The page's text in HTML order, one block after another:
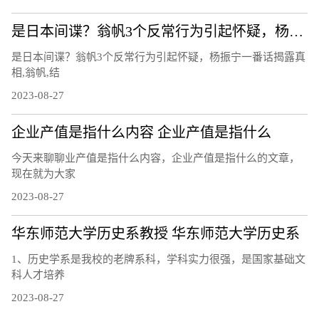
是日本间谍？翁帆3个反常行为引起怀疑，杨振宁一番话揭露真相
是日本间谍？翁帆3个反常行为引起怀疑，杨振宁一番话揭露真
相,翁帆,结
2023-08-27
企业产值是指什么内容 企业产值是指什么
今天来聊聊业产值是指什么内容，企业产值是指什么的文章，
现在就为大家
2023-08-27
华东师范大学历史系教授 华东师范大学历史系
1、历史学系是我校的老牌系科，学科实力很强，是国家基础文
科人才培养
2023-08-27